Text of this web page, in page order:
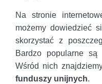
Na stronie
możemy dowiedzieć
skorzystać z
Bardzo popularne
Wśród nich
funduszy unijnych.